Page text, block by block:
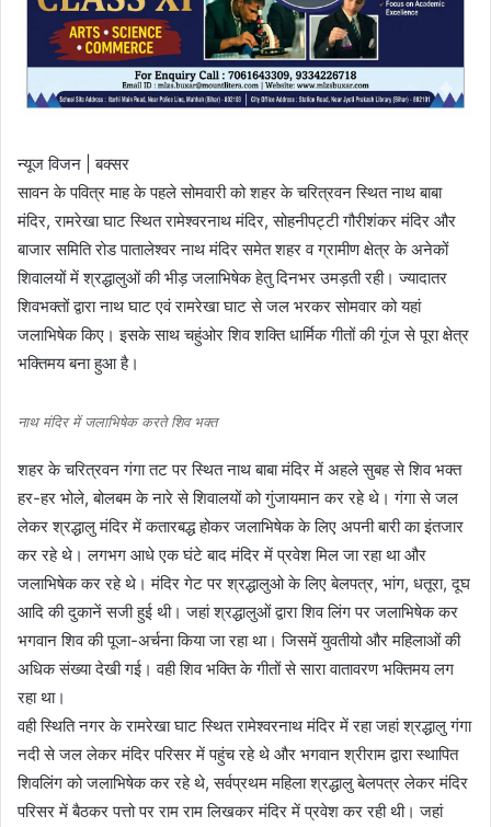
न्यूज विजन | बक्सर
सावन के पवित्र माह के पहले सोमवारी को शहर के चरित्रवन स्थित नाथ बाबा
मंदिर, रामरेखा घाट स्थित रामेश्वरनाथ मंदिर, सोहनीपट्टी गौरीशंकर मंदिर और
बाजार समिति रोड पातालेश्वर नाथ मंदिर समेत शहर व ग्रामीण क्षेत्र के अनेकों
शिवालयों में श्रद्धालुओं की भीड़ जलाभिषेक हेतु दिनभर उमड़ती रही। ज्यादातर
शिवभक्तों द्वारा नाथ घाट एवं रामरेखा घाट से जल भरकर सोमवार को यहां
जलाभिषेक किए। इसके साथ चहुंओर शिव शक्ति धार्मिक गीतों की गूंज से पूरा क्षेत्र
भक्तिमय बना हुआ है।
नाथ मंदिर में जलाभिषेक करते शिव भक्त
शहर के चरित्रवन गंगा तट पर स्थित नाथ बाबा मंदिर में अहले सुबह से शिव भक्त
हर-हर भोले, बोलबम के नारे से शिवालयों को गुंजायमान कर रहे थे। गंगा से जल
लेकर श्रद्धालु मंदिर में कतारबद्ध होकर जलाभिषेक के लिए अपनी बारी का इंतजार
कर रहे थे। लगभग आधे एक घंटे बाद मंदिर में प्रवेश मिल जा रहा था और
जलाभिषेक कर रहे थे। मंदिर गेट पर श्रद्धालुओ के लिए बेलपत्र, भांग, धतूरा, दूघ
आदि की दुकानें सजी हुई थी। जहां श्रद्धालुओं द्वारा शिव लिंग पर जलाभिषेक कर
भगवान शिव की पूजा-अर्चना किया जा रहा था। जिसमें युवतीयो और महिलाओं की
अधिक संख्या देखी गई। वही शिव भक्ति के गीतों से सारा वातावरण भक्तिमय लग
रहा था।
वही स्थिति नगर के रामरेखा घाट स्थित रामेश्वरनाथ मंदिर में रहा जहां श्रद्धालु गंगा
नदी से जल लेकर मंदिर परिसर में पहुंच रहे थे और भगवान श्रीराम द्वारा स्थापित
शिवलिंग को जलाभिषेक कर रहे थे, सर्वप्रथम महिला श्रद्धालु बेलपत्र लेकर मंदिर
परिसर में बैठकर पत्तो पर राम राम लिखकर मंदिर में प्रवेश कर रही थी। जहां